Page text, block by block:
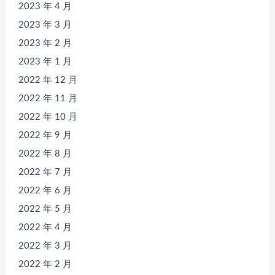
2023 年 4 月
2023 年 3 月
2023 年 2 月
2023 年 1 月
2022 年 12 月
2022 年 11 月
2022 年 10 月
2022 年 9 月
2022 年 8 月
2022 年 7 月
2022 年 6 月
2022 年 5 月
2022 年 4 月
2022 年 3 月
2022 年 2 月